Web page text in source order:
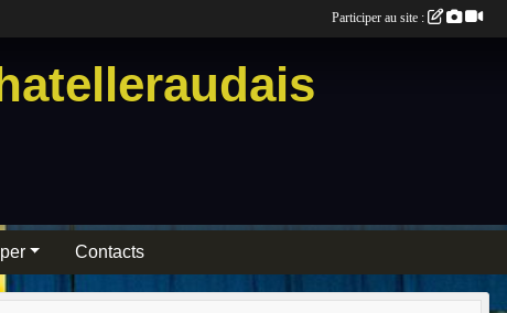
Contacts
Participer au site :